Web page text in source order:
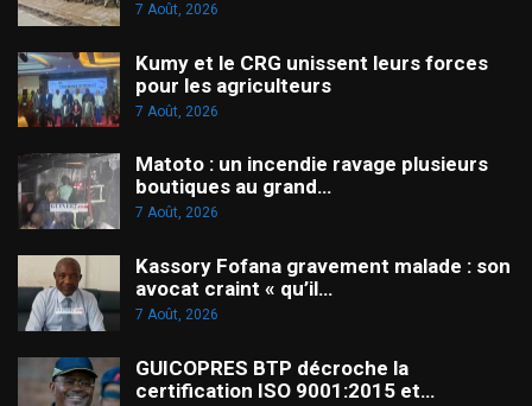
7 Août, 2026
Kumy et le CRG unissent leurs forces
pour les agriculteurs
7 Août, 2026
Matoto : un incendie ravage plusieurs
boutiques au grand…
7 Août, 2026
Kassory Fofana gravement malade : son
avocat craint « qu’il…
7 Août, 2026
GUICOPRES BTP décroche la
certification ISO 9001:2015 et…